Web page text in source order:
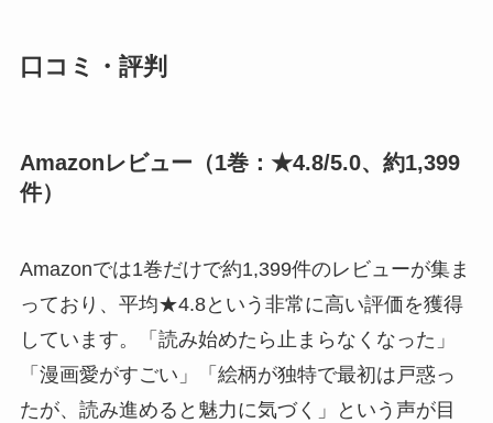
口コミ・評判
Amazonレビュー（1巻：★4.8/5.0、約1,399
件）
Amazonでは1巻だけで約1,399件のレビューが集ま
っており、平均★4.8という非常に高い評価を獲得
しています。「読み始めたら止まらなくなった」
「漫画愛がすごい」「絵柄が独特で最初は戸惑っ
たが、読み進めると魅力に気づく」という声が目